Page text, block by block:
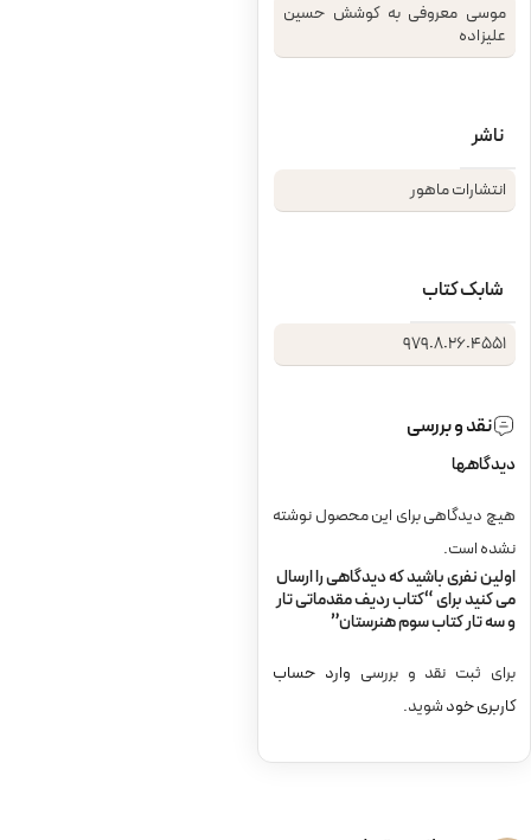
موسی معروفی به کوشش حسین
علیزاده
ناشر
انتشارات ماهور
شابک کتاب
۹۷۹٠۸٠۲۶٠۴۵۵۱
نقد و بررسی
دیدگاهها
هیچ دیدگاهی برای این محصول نوشته
نشده است.
اولین نفری باشید که دیدگاهی را ارسال
می کنید برای “کتاب ردیف مقدماتی تار
و سه تار کتاب سوم هنرستان”
برای ثبت نقد و بررسی وارد حساب
کاربری خودشوید.